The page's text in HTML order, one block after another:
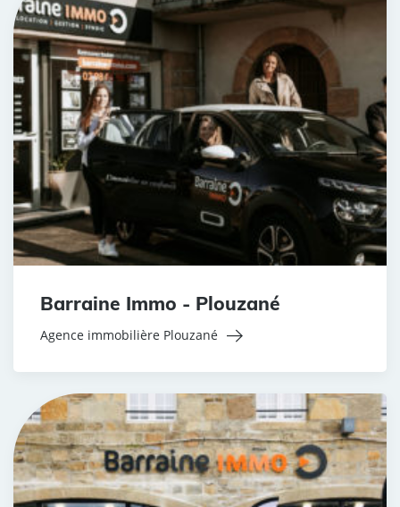
Barraine Immo - Plouzané
Agence immobilière Plouzané